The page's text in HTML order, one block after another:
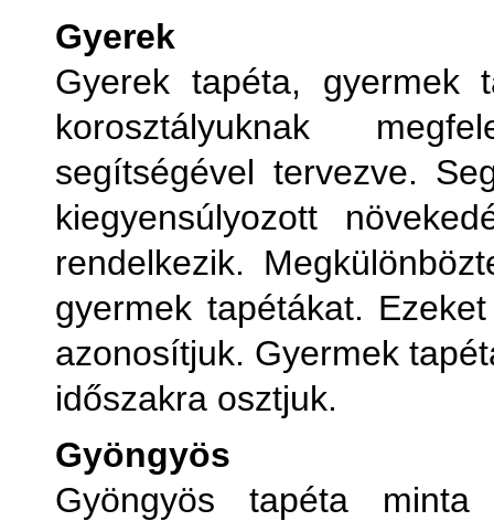
Gyerek
Gyerek tapéta, gyermek
korosztályuknak
segítségével tervezve.
kiegyensúlyozott
rendelkezik.
gyermek tapétákat.
azonosítjuk. Gyermek
időszakra osztjuk.
Gyöngyös
Gyöngyös tapéta